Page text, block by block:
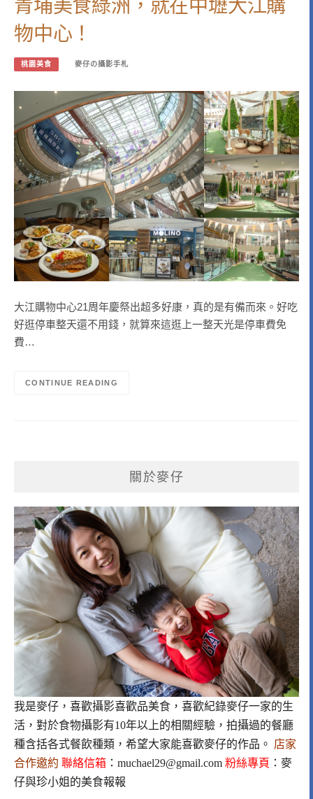
青埔美食綠洲，就在中壢大江購
物中心！
桃園美食 麥仔の攝影手札
大江購物中心21周年慶祭出超多好康，真的是有備而來。好吃
好逛停車整天還不用錢，就算來這逛上一整天光是停車費免
費…
CONTINUE READING
關於麥仔
我是麥仔，喜歡攝影喜歡品美食，喜歡紀錄麥仔一家的生
活，對於食物攝影有10年以上的相關經驗，拍攝過的餐廳
種含括各式餐飲種類，希望大家能喜歡麥仔的作品。 店家
合作邀約 聯絡信箱 ： muchael29@gmail.com 粉絲專頁 ： 麥
仔與珍小姐的美食報報